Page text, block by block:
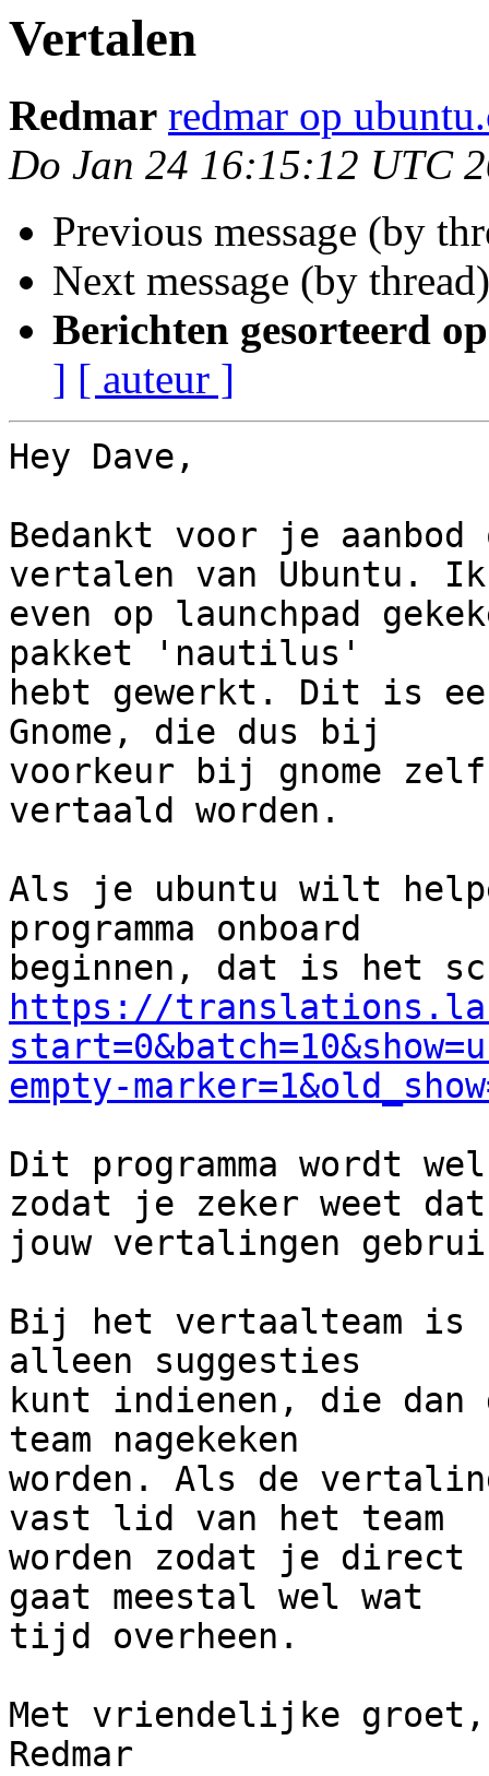
Vertalen
Redmar redmar op
Do Jan 24 16:15:12 UTC
Previous message (by
Next message (by
Berichten gesorteerd
] [ auteur ]
Hey Dave,
Bedankt voor je
vertalen van Ubuntu. Ik
even op launchpad
pakket 'nautilus'
hebt gewerkt. Dit is
Gnome, die dus bij
voorkeur bij gnome
vertaald worden.
Als je ubuntu wilt
programma onboard
https://
empty-
Dit programma wordt
zodat je zeker weet dat
jouw vertalingen
Bij het vertaalteam is
alleen suggesties
kunt indienen, die dan
team nagekeken
worden. Als de
vast lid van het team
worden zodat je direct
gaat meestal wel wat
tijd overheen.
Met vriendelijke groet,
Redmar